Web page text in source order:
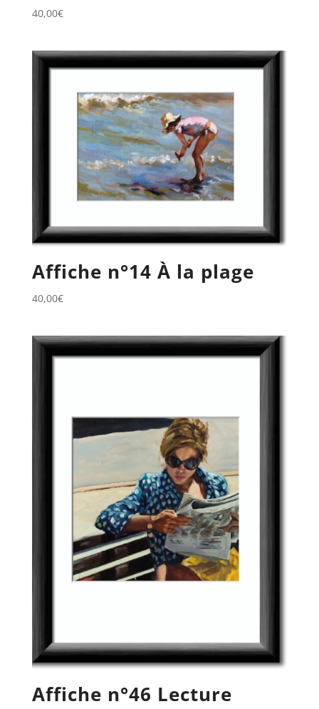
40,00€
Affiche n°14 À la plage
40,00€
Affiche n°46 Lecture